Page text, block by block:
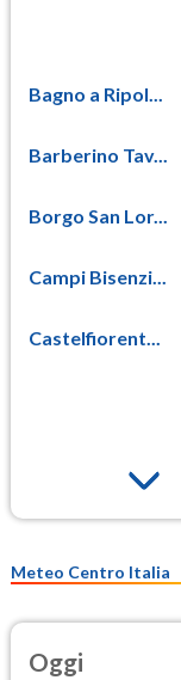
Bagno a Ripol...
Barberino Tav...
Borgo San Lor...
Campi Bisenzi...
Castelfiorent...
Meteo Centro Italia
Oggi